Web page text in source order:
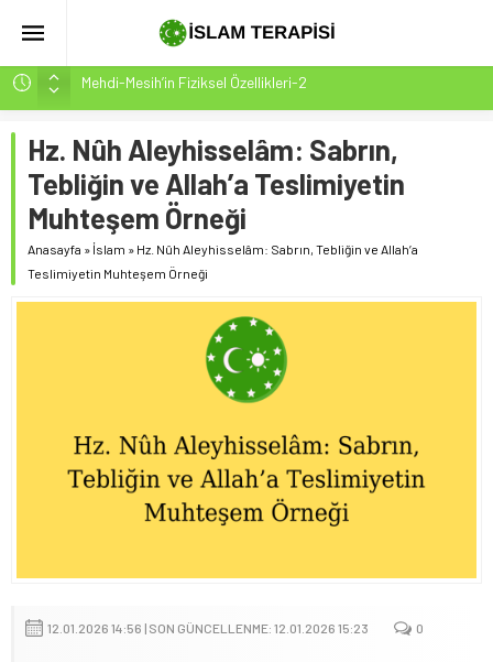
Mehdi-Mesih’in Fiziksel Özellikleri-2
Hakikatin Nihai Ölçüsü: Kur’an-ı Kerim’in Önceki Kitapları
Tasdiki ve Tahrifleri Arındırması
Peygamber Müjdesi Mehdi Mesih’in Gelişi Kitabımız
26.07.2026 Tarihinde Güncellenmiştir(ÇOK ÖNEMLİ)
İsrâ Sûresi(17) 1. Ayet’in 7 Dilde Yazılışı
SAKIN ÇOĞUNLUK SİZİ ALDATMASIN
Hz. Nûh Aleyhisselâm: Sabrın,
Tebliğin ve Allah’a Teslimiyetin
Muhteşem Örneği
Anasayfa » İslam » Hz. Nûh Aleyhisselâm: Sabrın, Tebliğin ve Allah’a
Teslimiyetin Muhteşem Örneği
12.01.2026 14:56 | SON GÜNCELLENME: 12.01.2026 15:23 0